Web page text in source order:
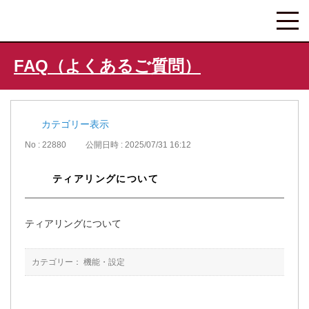
FAQ（よくあるご質問）
カテゴリー表示
No : 22880 公開日時 : 2025/07/31 16:12
ティアリングについて
ティアリングについて
カテゴリー： 機能・設定